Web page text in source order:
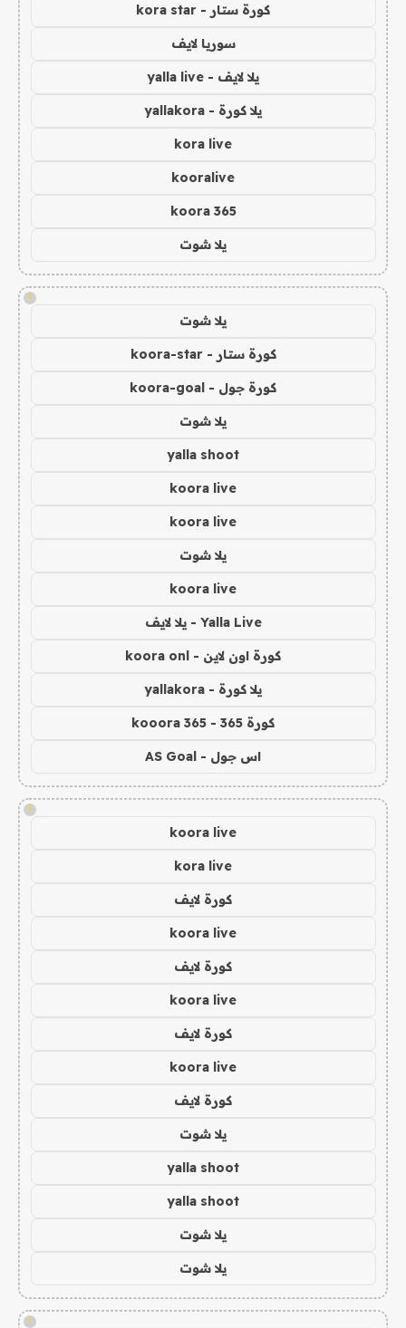
كورة ستار - kora star
سوريا لايف
يلا لايف - yalla live
يلا كورة - yallakora
kora live
kooralive
koora 365
يلا شوت
!
يلا شوت
كورة ستار - koora-star
كورة جول - koora-goal
يلا شوت
yalla shoot
koora live
koora live
يلا شوت
koora live
Yalla Live - يلا لايف
كورة اون لاين - koora onl
يلا كورة - yallakora
كورة 365 - kooora 365
اس جول - AS Goal
!
koora live
kora live
كورة لايف
koora live
كورة لايف
koora live
كورة لايف
koora live
كورة لايف
يلا شوت
yalla shoot
yalla shoot
يلا شوت
يلا شوت
!